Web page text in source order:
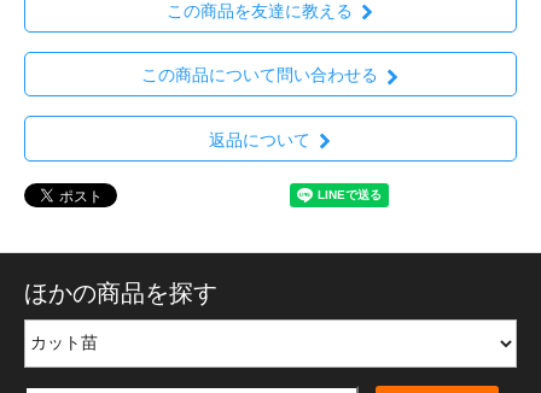
この商品を友達に教える
この商品について問い合わせる
返品について
ほかの商品を探す